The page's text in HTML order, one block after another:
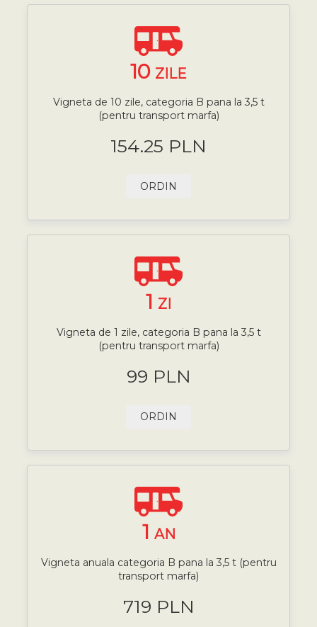
10 ZILE
Vigneta de 10 zile, categoria B pana la 3,5 t
(pentru transport marfa)
154.25 PLN
ORDIN
1 ZI
Vigneta de 1 zile, categoria B pana la 3,5 t
(pentru transport marfa)
99 PLN
ORDIN
1 AN
Vigneta anuala categoria B pana la 3,5 t (pentru
transport marfa)
719 PLN